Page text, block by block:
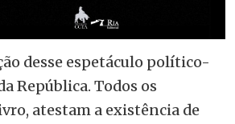
desse espetáculo político-
República. Todos os
atestam a existência de